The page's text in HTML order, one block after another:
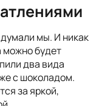
мы. И никак
можно будет
два вида
с шоколадом.
за яркой,